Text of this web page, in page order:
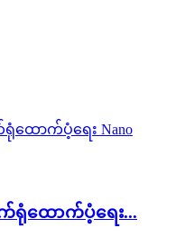
ရုံထောက်ပံ့ရေး...